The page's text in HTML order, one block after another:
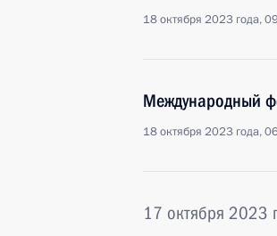
18 октября 2023 года,
Международный
18 октября 2023 года,
17 октября 2023